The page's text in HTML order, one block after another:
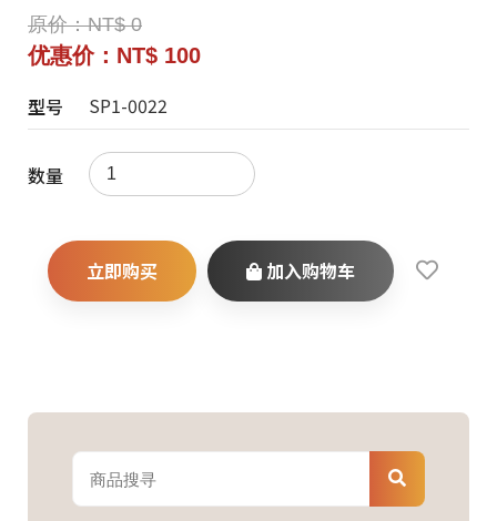
原价：NT$ 0
优惠价：NT$ 100
型号 SP1-0022
数量
立即购买 加入购物车